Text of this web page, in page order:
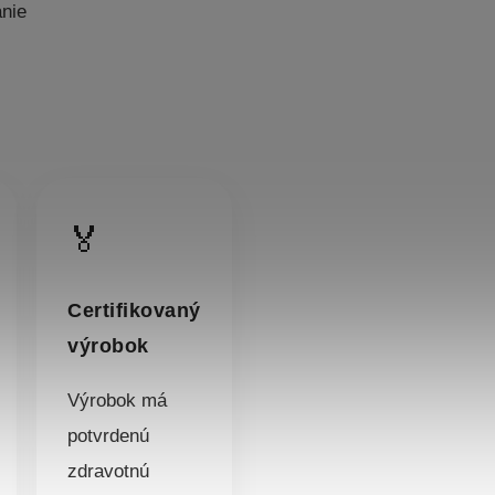
🏅
Certifikovaný
výrobok
Výrobok má
potvrdenú
zdravotnú